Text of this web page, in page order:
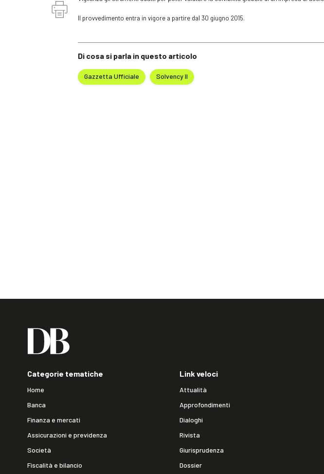
Di cosa si parla in questo articolo
Gazzetta Ufficiale Solvency II
Il provvedimento entra in vigore a partire dal 30 giugno 2015.
Categorie tematiche
Home
Banca
Finanza e mercati
Assicurazioni e previdenza
Società
Fiscalità e bilancio
Link veloci
Attualità
Approfondimenti
Dialoghi
Rivista
Giurisprudenza
Dossier